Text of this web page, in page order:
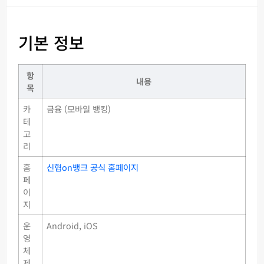
기본 정보
항
목
내용
카
테
고
리
금융 (모바일 뱅킹)
홈
페
이
지
신협on뱅크 공식 홈페이지
운
영
체
Android, iOS